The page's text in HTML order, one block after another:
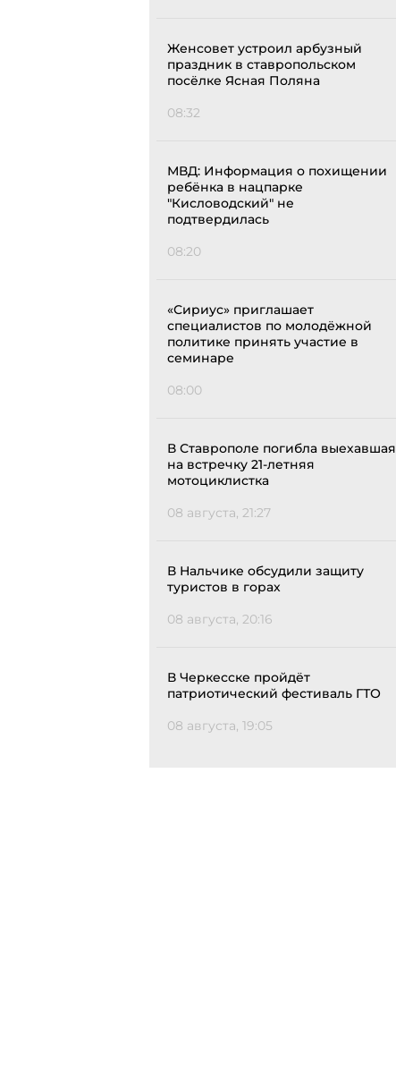
Женсовет устроил арбузный
праздник в ставропольском
посёлке Ясная Поляна
08:32
МВД: Информация о похищении
ребёнка в нацпарке
"Кисловодский" не
подтвердилась
08:20
«Сириус» приглашает
специалистов по молодёжной
политике принять участие в
семинаре
08:00
В Ставрополе погибла выехавшая
на встречку 21-летняя
мотоциклистка
08 августа, 21:27
В Нальчике обсудили защиту
туристов в горах
08 августа, 20:16
В Черкесске пройдёт
патриотический фестиваль ГТО
08 августа, 19:05